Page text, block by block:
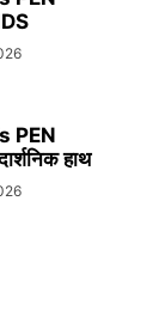
PEN
हाथ